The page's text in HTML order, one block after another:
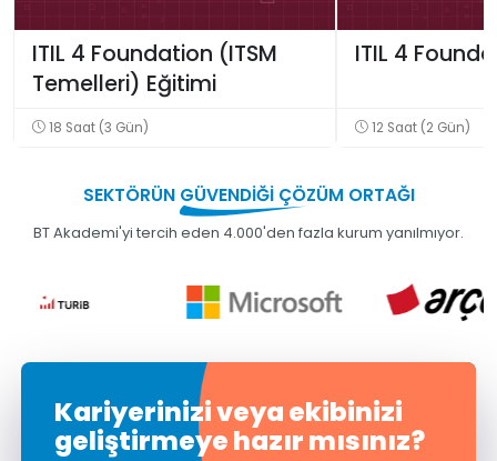
ITIL 4 Foundation (ITSM
Temelleri) Eğitimi
18 Saat (3 Gün)
ITIL 4
12 Saat (2 Gün)
SEKTÖRÜN GÜVENDİĞİÇÖZÜM ORTAĞI
BT Akademi'yi tercih eden 4.000'den fazla kurum yanılmıyor.
Kariyerinizi veya ekibinizi
geliştirmeye hazır mısınız?